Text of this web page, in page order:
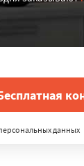
данных